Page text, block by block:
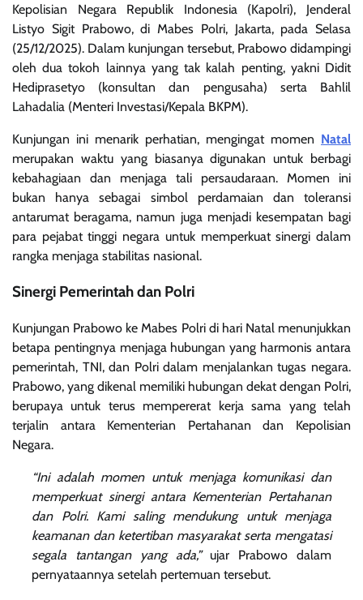
Kepolisian Negara Republik Indonesia (Kapolri), Jenderal
Listyo Sigit Prabowo, di Mabes Polri, Jakarta, pada Selasa
(25/12/2025). Dalam kunjungan tersebut, Prabowo didampingi
oleh dua tokoh lainnya yang tak kalah penting, yakni Didit
Hediprasetyo (konsultan dan pengusaha) serta Bahlil
Lahadalia (Menteri Investasi/Kepala BKPM).
Kunjungan ini menarik perhatian, mengingat momen Natal
merupakan waktu yang biasanya digunakan untuk berbagi
kebahagiaan dan menjaga tali persaudaraan. Momen ini
bukan hanya sebagai simbol perdamaian dan toleransi
antarumat beragama, namun juga menjadi kesempatan bagi
para pejabat tinggi negara untuk memperkuat sinergi dalam
rangka menjaga stabilitas nasional.
Sinergi Pemerintah dan Polri
Kunjungan Prabowo ke Mabes Polri di hari Natal menunjukkan
betapa pentingnya menjaga hubungan yang harmonis antara
pemerintah, TNI, dan Polri dalam menjalankan tugas negara.
Prabowo, yang dikenal memiliki hubungan dekat dengan Polri,
berupaya untuk terus mempererat kerja sama yang telah
terjalin antara Kementerian Pertahanan dan Kepolisian
Negara.
“Ini adalah momen untuk menjaga komunikasi dan
memperkuat sinergi antara Kementerian Pertahanan
dan Polri. Kami saling mendukung untuk menjaga
keamanan dan ketertiban masyarakat serta mengatasi
segala tantangan yang ada,”ujar Prabowo dalam
pernyataannya setelah pertemuan tersebut.